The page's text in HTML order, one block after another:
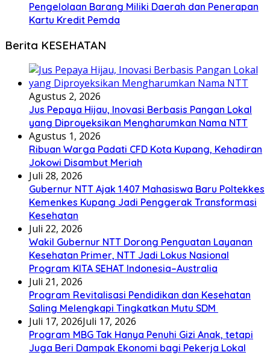
Pengelolaan Barang Miliki Daerah dan Penerapan
Kartu Kredit Pemda
Berita KESEHATAN
Agustus 2, 2026
Jus Pepaya Hijau, Inovasi Berbasis Pangan Lokal
yang Diproyeksikan Mengharumkan Nama NTT
Agustus 1, 2026
Ribuan Warga Padati CFD Kota Kupang, Kehadiran
Jokowi Disambut Meriah
Juli 28, 2026
Gubernur NTT Ajak 1.407 Mahasiswa Baru Poltekkes
Kemenkes Kupang Jadi Penggerak Transformasi
Kesehatan
Juli 22, 2026
Wakil Gubernur NTT Dorong Penguatan Layanan
Kesehatan Primer, NTT Jadi Lokus Nasional
Program KITA SEHAT Indonesia–Australia
Juli 21, 2026
Program Revitalisasi Pendidikan dan Kesehatan
Saling Melengkapi Tingkatkan Mutu SDM
Juli 17, 2026Juli 17, 2026
Program MBG Tak Hanya Penuhi Gizi Anak, tetapi
Juga Beri Dampak Ekonomi bagi Pekerja Lokal